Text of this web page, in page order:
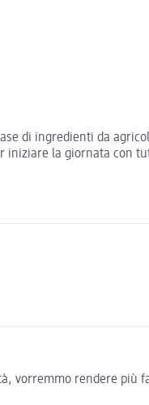
di ingredienti da
iniziare la giornata con
vorremmo rendere più